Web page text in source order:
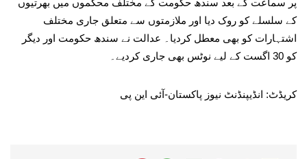
پر سماعت کے بعد سندھ حکومت کے مختلف محکموں میں بھرتیوں
کے سلسلے کو روک دیا اور ملازمتوں سے متعلق جاری مختلف
اشتہارات کو بھی معطل کردیا۔ عدالت نے سندھ حکومت اور دیگر
کو 30 اگست کے لیے نوٹس بھی جاری کردیے۔
کریڈٹ: انڈیپنڈنٹ نیوز پاکستان-آئی این پی